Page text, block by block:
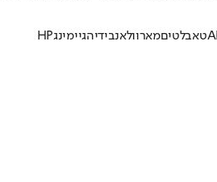
AIטאבלטיםמארוולאנבידיהגיימינגHP